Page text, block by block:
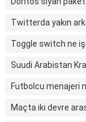
Twitterda yakın
Toggle switch ne
Suudi Arabistan
Futbolcu menajeri
Maçta iki devre